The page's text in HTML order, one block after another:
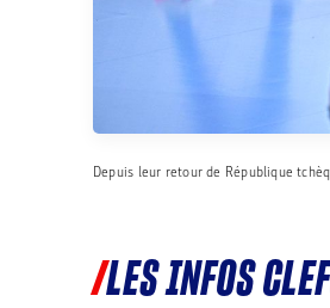
Depuis leur retour de République
LES INFOS